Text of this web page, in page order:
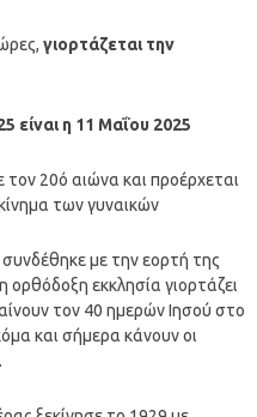
γιορτάζεται την
είναι η 11 Μαΐου 2025
20ό αιώνα και προέρχεται
των γυναικών
με την εορτή της
εκκλησία γιορτάζει
τον 40 ημερών Ιησού στο
και σήμερα κάνουν οι